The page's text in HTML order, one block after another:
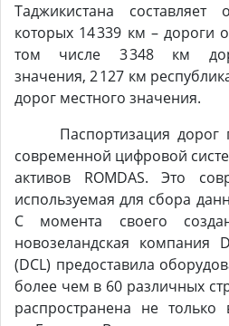
Таджикистана
которых 14 339 км – дороги
том числе 3 348 км
значения, 2 127 км
дорог местного значения.
Паспортизация дорог
современной цифровой
активов ROMDAS. Это
используемая для сбора
С момента своего
новозеландская компания
(DCL) предоставила
более чем в 60 различных
распространена не